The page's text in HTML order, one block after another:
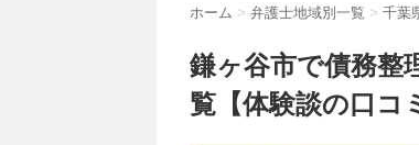
ホーム > 弁護士地域別一覧 > 千葉
鎌ヶ谷市で債務整
覧【体験談の口コ